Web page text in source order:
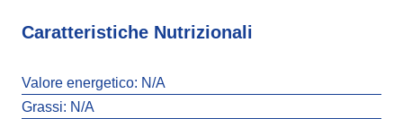
Caratteristiche Nutrizionali
Valore energetico: N/A
Grassi: N/A